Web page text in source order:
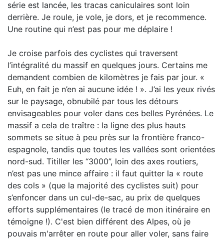
série est lancée, les tracas caniculaires sont loin
derrière. Je roule, je vole, je dors, et je recommence.
Une routine qui n’est pas pour me déplaire !
Je croise parfois des cyclistes qui traversent
l’intégralité du massif en quelques jours. Certains me
demandent combien de kilomètres je fais par jour. «
Euh, en fait je n’en ai aucune idée ! ». J’ai les yeux rivés
sur le paysage, obnubilé par tous les détours
envisageables pour voler dans ces belles Pyrénées. Le
massif a cela de traître : la ligne des plus hauts
sommets se situe à peu près sur la frontière franco-
espagnole, tandis que toutes les vallées sont orientées
nord-sud. Titiller les “3000”, loin des axes routiers,
n’est pas une mince affaire : il faut quitter la « route
des cols » (que la majorité des cyclistes suit) pour
s’enfoncer dans un cul-de-sac, au prix de quelques
efforts supplémentaires (le tracé de mon itinéraire en
témoigne !). C'est bien différent des Alpes, où je
pouvais m'arrêter en route pour aller voler, sans faire